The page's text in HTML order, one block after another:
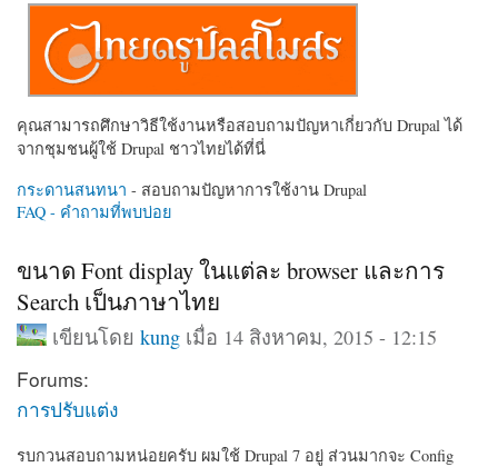
คุณสามารถศึกษาวิธีใช้งานหรือสอบถามปัญหาเกี่ยวกับ Drupal ได้
จากชุมชนผู้ใช้ Drupal ชาวไทยได้ที่นี่
กระดานสนทนา - สอบถามปัญหาการใช้งาน Drupal
FAQ - คำถามที่พบบ่อย
ขนาด Font display ในแต่ละ browser และการ
Search เป็นภาษาไทย
เขียนโดย kungเมื่อ 14 สิงหาคม, 2015 - 12:15
Forums:
การปรับแต่ง
รบกวนสอบถามหน่อยครับ ผมใช้ Drupal 7 อยู่ ส่วนมากจะ Config